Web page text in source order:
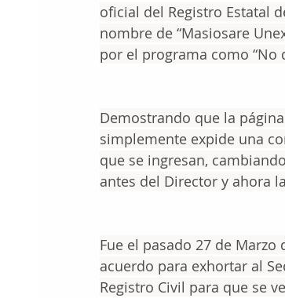
oficial del Registro Estatal
nombre de “Masiosare
por el programa como “No
Demostrando que la
simplemente expide una
que se ingresan,
antes del Director y ahora
Fue el pasado 27 de
acuerdo para exhortar al
Registro Civil para que se